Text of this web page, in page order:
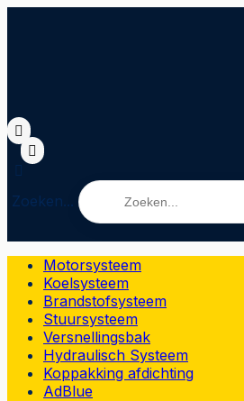
Zoeken...
Motorsysteem
Koelsysteem
Brandstofsysteem
Stuursysteem
Versnellingsbak
Hydraulisch Systeem
Koppakking afdichting
AdBlue